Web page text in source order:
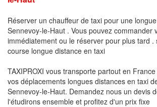
Réserver un chauffeur de taxi pour une
Sennevoy-le-Haut . Vous pouvez commander
immédiatement ou le réserver pour plus tard .
course longue distance en taxi
TAXIPROXI vous transporte partout en
vos déplacements longues distances en taxi
Sennevoy-le-Haut. Demandez nous un devis
l'étudirons ensemble et profitez d'un prix fixe